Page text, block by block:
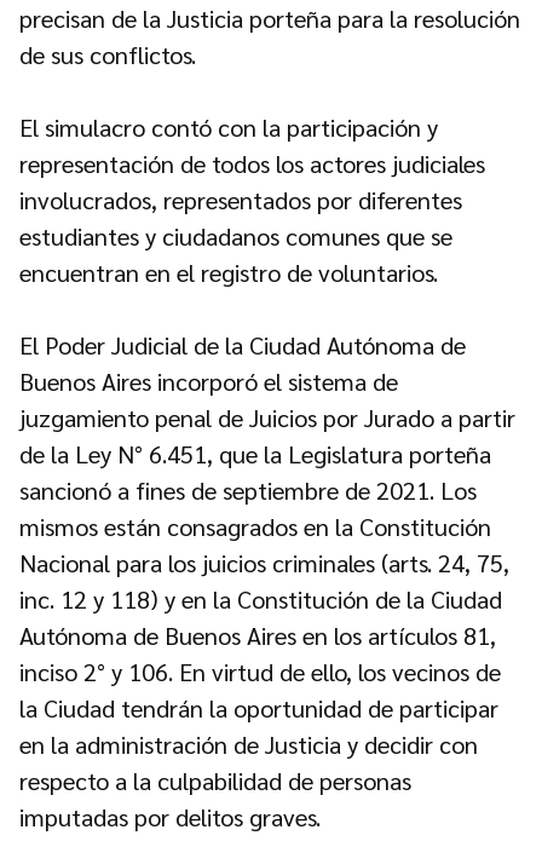
precisan de la Justicia porteña para la resolución
de sus conflictos.
El simulacro contó con la participación y
representación de todos los actores judiciales
involucrados, representados por diferentes
estudiantes y ciudadanos comunes que se
encuentran en el registro de voluntarios.
El Poder Judicial de la Ciudad Autónoma de
Buenos Aires incorporó el sistema de
juzgamiento penal de Juicios por Jurado a partir
de la Ley N° 6.451, que la Legislatura porteña
sancionó a fines de septiembre de 2021. Los
mismos están consagrados en la Constitución
Nacional para los juicios criminales (arts. 24, 75,
inc. 12 y 118) y en la Constitución de la Ciudad
Autónoma de Buenos Aires en los artículos 81,
inciso 2° y 106. En virtud de ello, los vecinos de
la Ciudad tendrán la oportunidad de participar
en la administración de Justicia y decidir con
respecto a la culpabilidad de personas
imputadas por delitos graves.